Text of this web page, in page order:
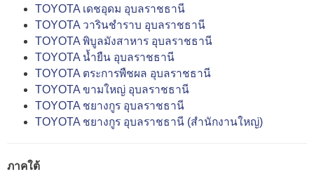
TOYOTA เดชอุดม อุบลราชธานี
TOYOTA วารินชำราบ อุบลราชธานี
TOYOTA พิบูลมังสาหาร อุบลราชธานี
TOYOTA น้ำยืน อุบลราชธานี
TOYOTA ตระการพืชผล อุบลราชธานี
TOYOTA ขามใหญ่ อุบลราชธานี
TOYOTA ชยางกูร อุบลราชธานี
TOYOTA ชยางกูร อุบลราชธานี (สำนักงานใหญ่)
ภาคใต้